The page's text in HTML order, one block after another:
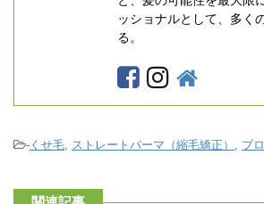
ッショナルとして、多く
る。
- くせ毛, ストレートパーマ（縮毛矯正） , ブ